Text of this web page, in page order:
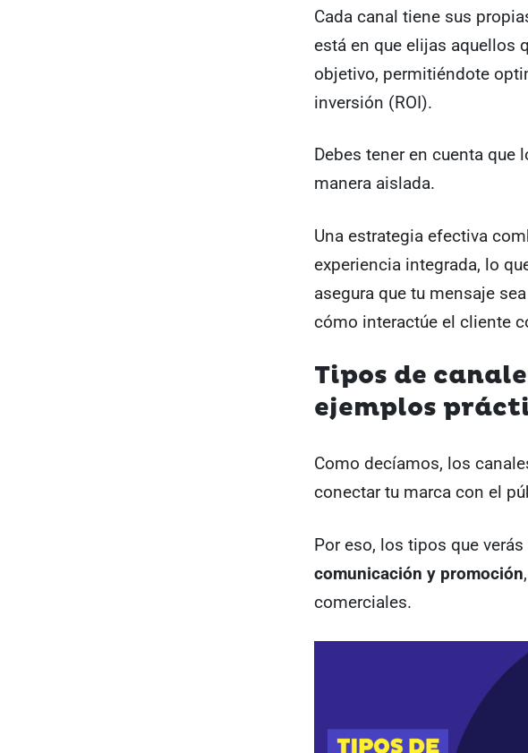
Cada canal tiene sus
está en que elijas aquellos
objetivo, permitiéndote
inversión (ROI).
Debes tener en cuenta
manera aislada.
Una estrategia efectiva
experiencia integrada, lo
asegura que tu mensaje
cómo interactúe el cliente
Tipos de
ejemplos
Como decíamos, los
conectar tu marca con el
Por eso, los tipos que
comunicación y promoción
comerciales.